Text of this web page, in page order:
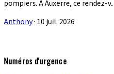
pompiers. À Auxerre, ce rendez-v...
Anthony· 10 juil. 2026
Numéros d'urgence